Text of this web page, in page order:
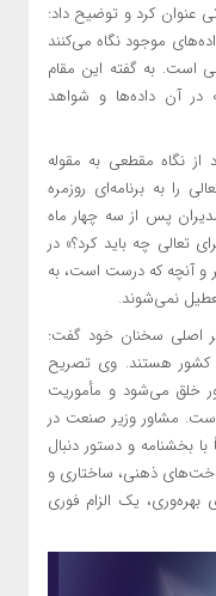
عنوان کرد و توضیح داد:
موجود نگاه می‌کنند
است. به گفته این مقام
در آن داده‌ها و شواهد
از نگاه مقطعی به مقوله
را به برنامه‌ای روزمره
پس از سه چهار ماه
تعالی چه باید کرد؟» در
و آنچه که درست است، به
نمی‌شوند.
اصلی سخنان خود گفت:
کشور هستند. وی تصریح
خلق می‌شود و مأموریت
مشاور وزیر صنعت در
با بخشنامه و دستور دنبال
ذهنی، ساختاری و
یک الزام فوری